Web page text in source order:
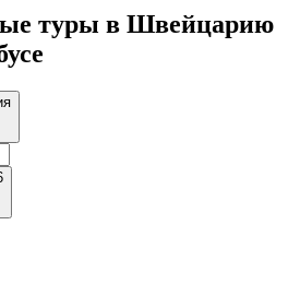
туры в Швейцарию